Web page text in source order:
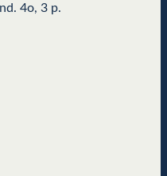
4o, 3 p.